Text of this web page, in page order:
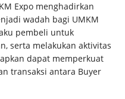
Expo menghadirkan
wadah bagi UMKM
pembeli untuk
serta melakukan aktivitas
dapat memperkuat
transaksi antara Buyer